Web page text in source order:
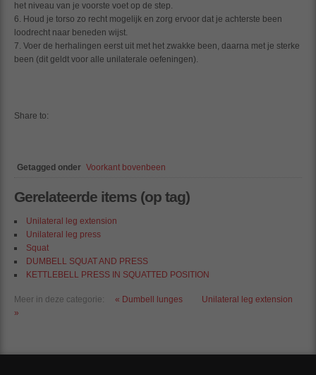
het niveau van je voorste voet op de step.
Houd je torso zo recht mogelijk en zorg ervoor dat je achterste been
loodrecht naar beneden wijst.
Voer de herhalingen eerst uit met het zwakke been, daarna met je sterke
been (dit geldt voor alle unilaterale oefeningen).
Share to:
Getagged onder Voorkant bovenbeen
Gerelateerde items (op tag)
Unilateral leg extension
Unilateral leg press
Squat
DUMBELL SQUAT AND PRESS
KETTLEBELL PRESS IN SQUATTED POSITION
Meer in deze categorie: « Dumbell lunges
Unilateral leg extension
»